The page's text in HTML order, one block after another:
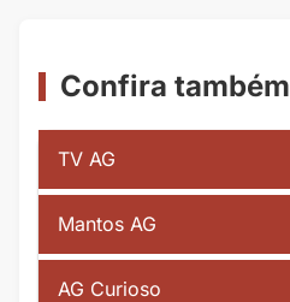
Confira também
TV AG
Mantos AG
AG Curioso